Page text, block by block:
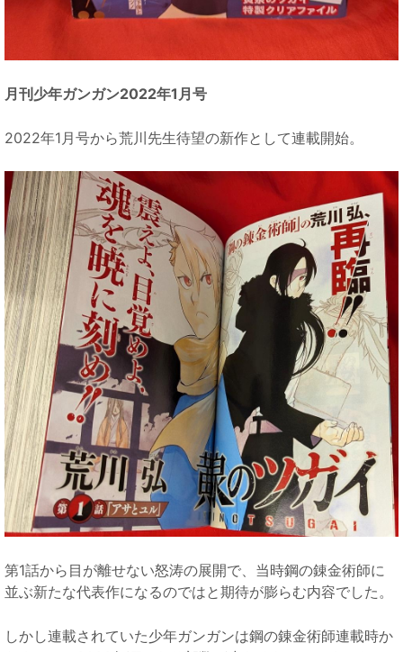
月刊少年ガンガン2022年1月号
2022年1月号から荒川先生待望の新作として連載開始。
第1話から目が離せない怒涛の展開で、当時鋼の錬金術師に
並ぶ新たな代表作になるのではと期待が膨らむ内容でした。
しかし連載されていた少年ガンガンは鋼の錬金術師連載時か